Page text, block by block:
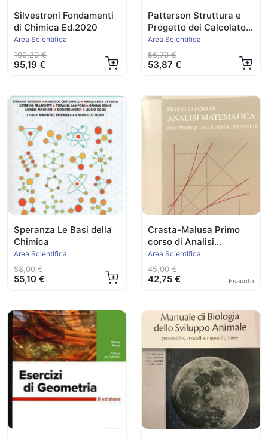
Silvestroni Fondamenti
di Chimica Ed.2020
Area Scientifica
100,20 €
95,19 €
Patterson Struttura e
Progetto dei Calcolatori
RISC-V
Area Scientifica
56,70 €
53,87 €
Speranza Le Basi della
Chimica
Area Scientifica
58,00 €
55,10 €
Crasta-Malusa Primo
corso di Analisi
Matematica
Area Scientifica
45,00 €
42,75 € Esaurito